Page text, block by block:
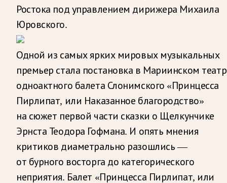
Ростока под управлением дирижера Михаила
Юровского.
Одной из самых ярких мировых музыкальных
премьер стала постановка в Мариинском
одноактного балета Слонимского «Принцесса
Пирлипат, или Наказанное благородство»
на сюжет первой части сказки о Щелкунчике
Эрнста Теодора Гофмана. И опять мнения
критиков диаметрально разошлись —
от бурного восторга до категорического
неприятия. Балет «Принцесса Пирлипат, или